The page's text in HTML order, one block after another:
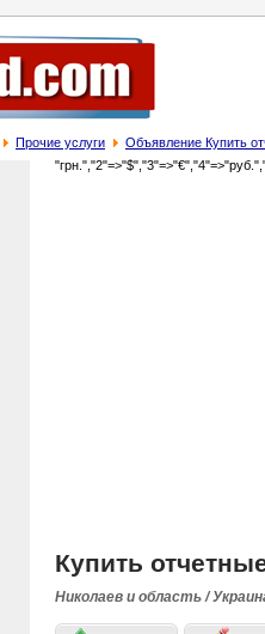
Прочие услуги Объявление Купить
Купить
Николаев и область /